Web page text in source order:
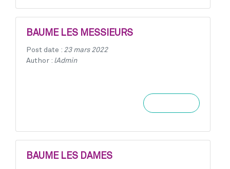
BAUME LES MESSIEURS
Post date : 23 mars 2022
Author : lAdmin
BAUME LES DAMES